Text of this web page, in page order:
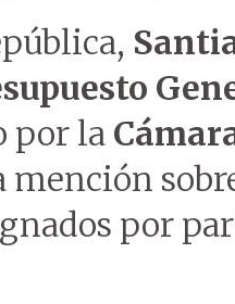
por la
por